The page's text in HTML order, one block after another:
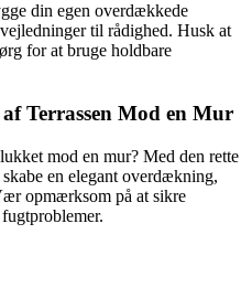
din egen overdækkede
til rådighed. Husk at
for at bruge holdbare
Terrassen Mod en Mur
mod en mur? Med den rette
en elegant overdækning,
opmærksom på at sikre